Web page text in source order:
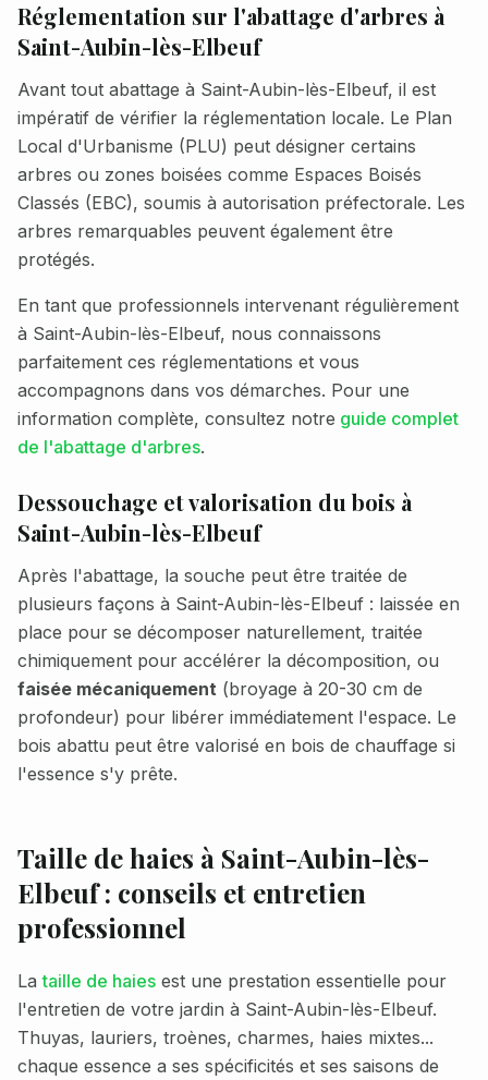
Réglementation sur l'abattage d'arbres à
Saint-Aubin-lès-Elbeuf
Avant tout abattage à Saint-Aubin-lès-Elbeuf, il est
impératif de vérifier la réglementation locale. Le Plan
Local d'Urbanisme (PLU) peut désigner certains
arbres ou zones boisées comme Espaces Boisés
Classés (EBC), soumis à autorisation préfectorale. Les
arbres remarquables peuvent également être
protégés.
En tant que professionnels intervenant régulièrement
à Saint-Aubin-lès-Elbeuf, nous connaissons
parfaitement ces réglementations et vous
accompagnons dans vos démarches. Pour une
information complète, consultez notre guide complet
de l'abattage d'arbres.
Dessouchage et valorisation du bois à
Saint-Aubin-lès-Elbeuf
Après l'abattage, la souche peut être traitée de
plusieurs façons à Saint-Aubin-lès-Elbeuf : laissée en
place pour se décomposer naturellement, traitée
chimiquement pour accélérer la décomposition, ou
faisée mécaniquement (broyage à 20-30 cm de
profondeur) pour libérer immédiatement l'espace. Le
bois abattu peut être valorisé en bois de chauffage si
l'essence s'y prête.
Taille de haies à Saint-Aubin-lès-
Elbeuf: conseils et entretien
professionnel
Lataille de haies est une prestation essentielle pour
l'entretien de votre jardin à Saint-Aubin-lès-Elbeuf.
Thuyas, lauriers, troènes, charmes, haies mixtes...
chaque essence a ses spécificités et ses saisons de